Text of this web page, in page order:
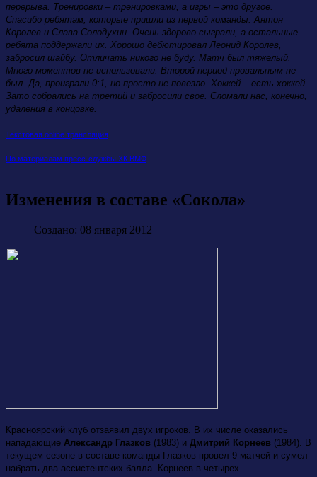
перерыва. Тренировки – тренировками, а игры – это другое.
Спасибо ребятам, которые пришли из первой команды: Антон
Королев и Слава Солодухин. Очень здорово сыграли, а остальные
ребята поддержали их. Хорошо дебютировал Леонид Королев,
забросил шайбу. Отличать никого не буду. Матч был тяжелый.
Много моментов не использовали. Второй период провальным не
был. Да, проиграли 0:1, но просто не повезло. Хоккей – есть хоккей.
Зато собрались на третий и забросили свое. Сломали нас, конечно,
удаления в концовке.
Текстовая online трансляция
По материалам пресс-службы ХК ВМФ
Изменения в составе «Сокола»
Создано: 08 января 2012
Красноярский клуб отзаявил двух игроков. В их числе оказались
нападающие Александр Глазков (1983) и Дмитрий Корнеев (1984). В
текущем сезоне в составе команды Глазков провел 9 матчей и сумел
набрать два ассистентских балла. Корнеев в четырех